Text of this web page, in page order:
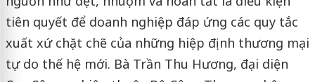
tiên quyết để doanh nghiệp đáp ứng các quy tắc
xuất xứ chặt chẽ của những hiệp định thương mại
tự do thế hệ mới. Bà Trần Thu Hương, đại diện